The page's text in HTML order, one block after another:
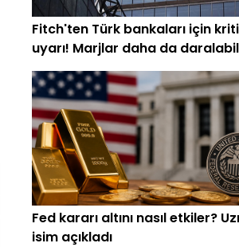
Fitch'ten Türk bankaları için
uyarı! Marjlar daha da
Fed kararı altını nasıl etkiler?
isim açıkladı